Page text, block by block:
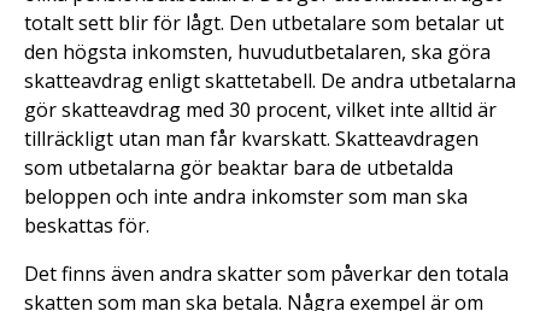
totalt sett blir för lågt. Den utbetalare som betalar ut
den högsta inkomsten, huvudutbetalaren, ska göra
skatteavdrag enligt skattetabell. De andra utbetalarna
gör skatteavdrag med 30 procent, vilket inte alltid är
tillräckligt utan man får kvarskatt. Skatteavdragen
som utbetalarna gör beaktar bara de utbetalda
beloppen och inte andra inkomster som man ska
beskattas för.
Det finns även andra skatter som påverkar den totala
skatten som man ska betala. Några exempel är om